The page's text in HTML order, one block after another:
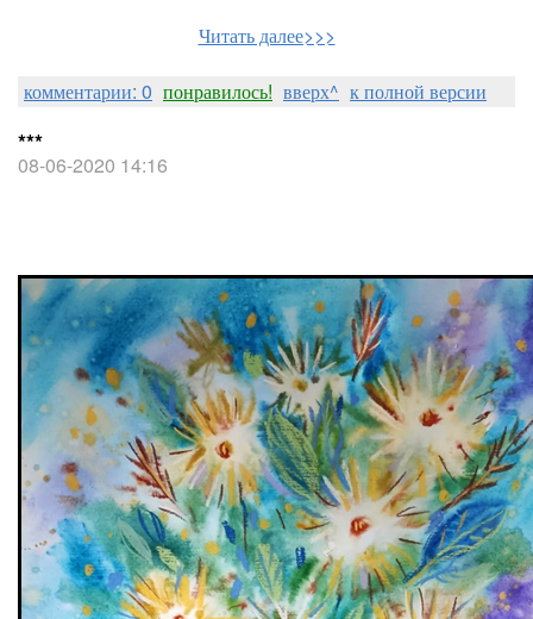
Читать далее>>>
комментарии: 0 понравилось! вверх^ к полной версии
***
08-06-2020 14:16